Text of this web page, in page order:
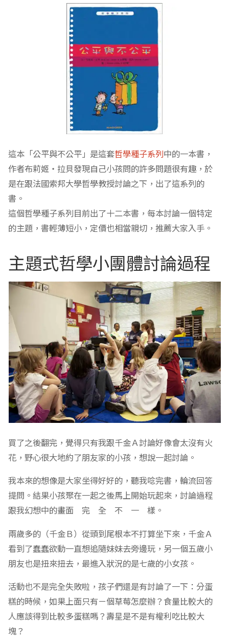
這本「公平與不公平」是這套哲學種子系列中的一本書，
作者布莉姬‧拉貝發現自己小孩問的許多問題很有趣，於
是在跟法國索邦大學哲學教授討論之下，出了這系列的
書。
這個哲學種子系列目前出了十二本書，每本討論一個特定
的主題，書輕薄短小，定價也相當親切，推薦大家入手。
主題式哲學小團體討論過程
買了之後翻完，覺得只有我跟千金Ａ討論好像會太沒有火
花，野心很大地約了朋友家的小孩，想說一起討論。
我本來的想像是大家坐得好好的，聽我唸完書，輪流回答
提問。結果小孩聚在一起之後馬上開始玩起來，討論過程
跟我幻想中的畫面 完 全 不 一 樣。
兩歲多的（千金Ｂ）從頭到尾根本不打算坐下來，千金Ａ
看到了蠢蠢欲動一直想追隨妹妹去旁邊玩，另一個五歲小
朋友也是扭來扭去，最進入狀況的是七歲的小女孩。
活動也不是完全失敗啦，孩子們還是有討論了一下：分蛋
糕的時候，如果上面只有ㄧ個草莓怎麼辦？食量比較大的
人應該得到比較多蛋糕嗎？壽星是不是有權利吃比較大
塊？